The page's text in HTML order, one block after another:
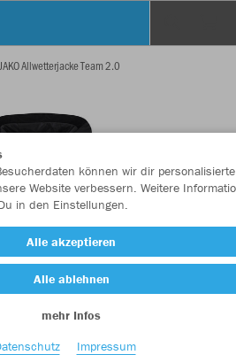
JAKO Allwetterjacke Team 2.0
können wir dir personalisierte
Website verbessern. Weitere
in den Einstellungen.
Alle akzeptieren
Alle ablehnen
mehr Infos
Impressum